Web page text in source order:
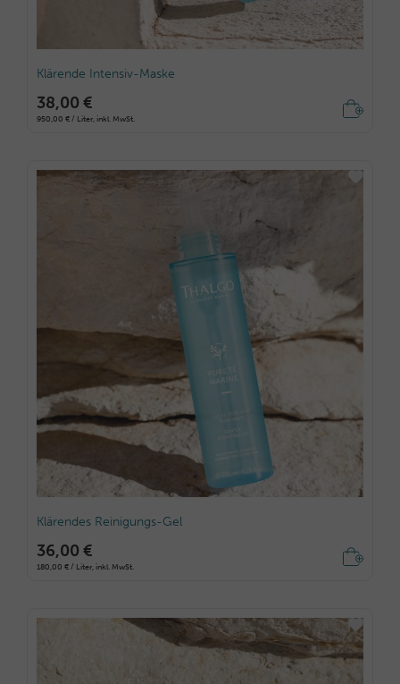
Klärende Intensiv-Maske
38,00 €
950,00 € / Liter, inkl. MwSt.
Klärendes Reinigungs-Gel
36,00 €
180,00 € / Liter, inkl. MwSt.